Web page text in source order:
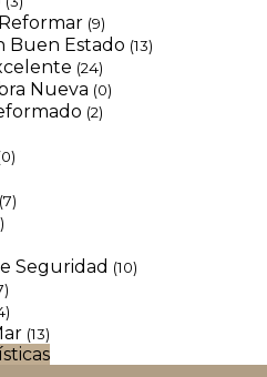
(9)
Buen Estado (13)
(24)
Nueva (0)
(2)
(7)
Seguridad (10)
(13)